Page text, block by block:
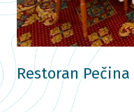
Restoran Pečina